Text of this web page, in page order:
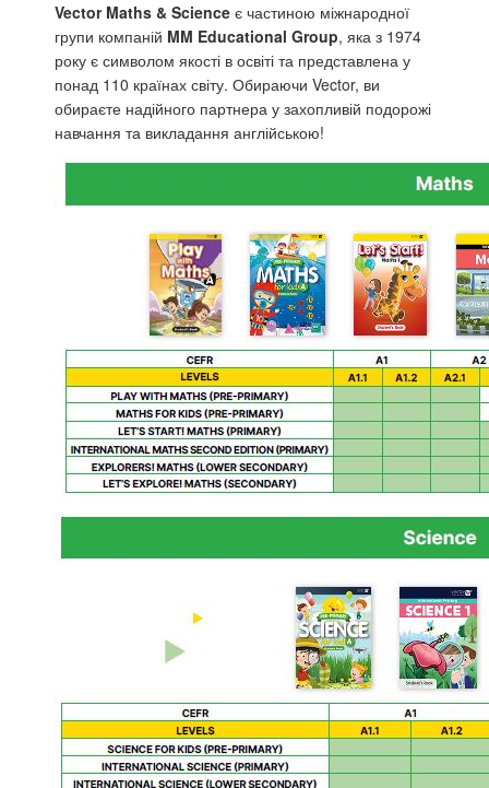
Vector Maths & Science є частиною міжнародної
групи компаній MM Educational Group, яка з 1974
року є символом якості в освіті та представлена у
понад 110 країнах світу. Обираючи Vector, ви
обираєте надійного партнера у захопливій подорожі
навчання та викладання англійською!